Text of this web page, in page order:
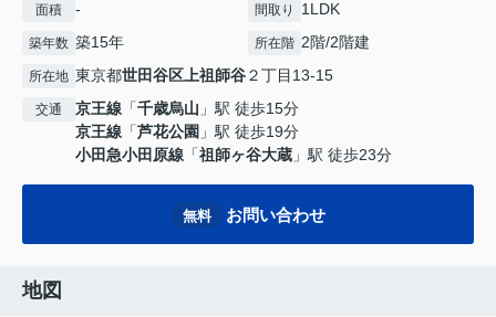
面積 - 間取り 1LDK
築年数 築15年 所在階 2階/2階建
所在地 東京都世田谷区 上祖師谷２丁目13-15
交通 京王線 「千歳烏山 」駅 徒歩15分
京王線 「芦花公園 」駅 徒歩19分
小田急小田原線 「祖師ヶ谷大蔵 」駅 徒歩23分
無料 お問い合わせ
地図